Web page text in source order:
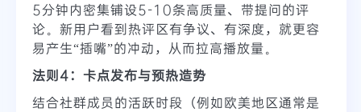
5分钟内密集铺设5-10条高质量、带提问的评
论。新用户看到热评区有争议、有深度，就更容
易产生“插嘴”的冲动，从而拉高播放量。
法则4：卡点发布与预热造势
结合社群成员的活跃时段（例如欧美地区通常是